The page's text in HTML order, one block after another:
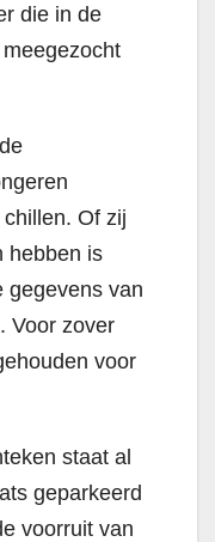
die in de
Of zij
hebben is
gegevens van
Voor zover
voor
staat al
geparkeerd
voorruit van